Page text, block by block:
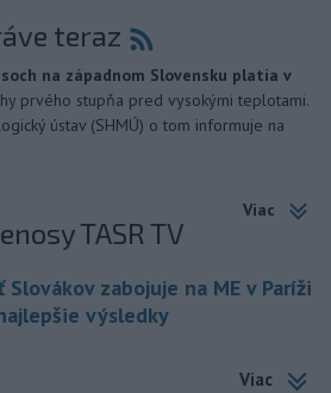
teraz
na západnom Slovensku platia v
prvého stupňa pred vysokými teplotami.
ústav (SHMÚ) o tom informuje na
Viac
TASR TV
Slovákov zabojuje na ME v Paríži
výsledky
Viac